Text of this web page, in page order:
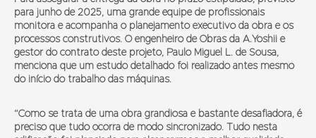
para junho de 2025, uma grande equipe de profissionais
monitora e acompanha o planejamento executivo da obra e os
processos construtivos. O engenheiro de Obras da A.Yoshii e
gestor do contrato deste projeto, Paulo Miguel L. de Sousa,
menciona que um estudo detalhado foi realizado antes mesmo
do início do trabalho das máquinas.
“Como se trata de uma obra grandiosa e bastante desafiadora, é
preciso que tudo ocorra de modo sincronizado. Tudo nesta